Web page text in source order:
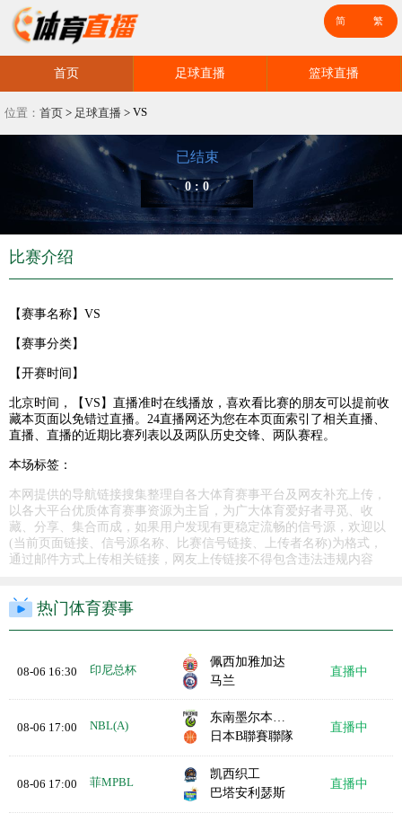
首页 足球直播 篮球直播
位置： 首页 > 足球直播 > VS
已结束
0 : 0
比赛介绍
【赛事名称】 VS
【赛事分类】
【开赛时间】
北京时间，【VS】直播准时在线播放，喜欢看比赛的朋友可以提前收
藏本页面以免错过直播。24直播网还为您在本页面索引了相关直播、
直播、直播的近期比赛列表以及两队历史交锋、两队赛程。
本场标签：
本网提供的导航链接搜集整理自各大体育赛事平台及网友补充上传，
以各大平台优质体育赛事资源为主旨，为广大体育爱好者寻觅、收
藏、分享、集合而成，如果用户发现有更稳定流畅的信号源，欢迎以
(当前页面链接、信号源名称、比赛信号链接、上传者名称)为格式，
通过邮件方式上传相关链接，网友上传链接不得包含违法违规内容
热门体育赛事
08-06 16:30 印尼总杯
佩西加雅加达
马兰
直播中
08-06 17:00 NBL(A)
东南墨尔本凤凰
日本B聯賽聯隊
直播中
08-06 17:00 菲MPBL
凯西织工
巴塔安利瑟斯
直播中